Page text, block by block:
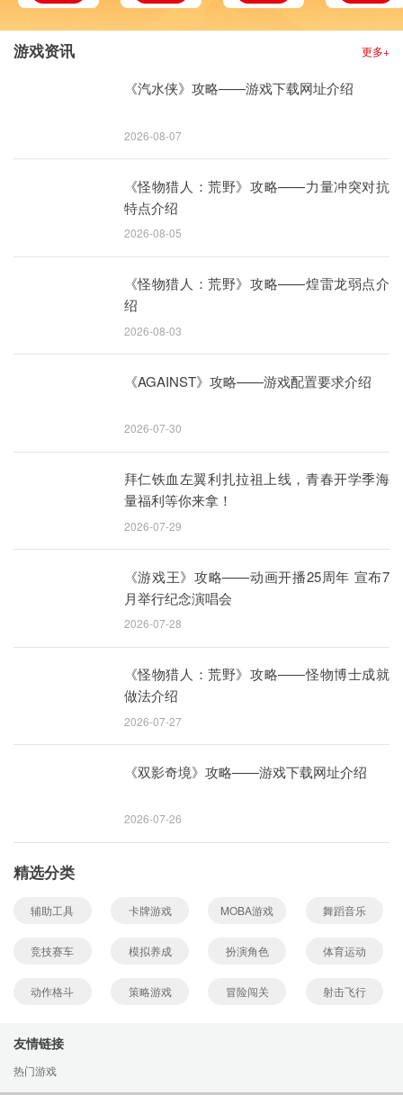
游戏资讯 更多+
《汽水侠》攻略——游戏下载网址介绍
2026-08-07
《怪物猎人：荒野》攻略——力量冲突对抗
特点介绍
2026-08-05
《怪物猎人：荒野》攻略——煌雷龙弱点介
绍
2026-08-03
《AGAINST》攻略——游戏配置要求介绍
2026-07-30
拜仁铁血左翼利扎拉祖上线，青春开学季海
量福利等你来拿！
2026-07-29
《游戏王》攻略——动画开播25周年 宣布7
月举行纪念演唱会
2026-07-28
《怪物猎人：荒野》攻略——怪物博士成就
做法介绍
2026-07-27
《双影奇境》攻略——游戏下载网址介绍
2026-07-26
精选分类
辅助工具 卡牌游戏 MOBA游戏 舞蹈音乐
竞技赛车 模拟养成 扮演角色 体育运动
动作格斗 策略游戏 冒险闯关 射击飞行
友情链接
热门游戏